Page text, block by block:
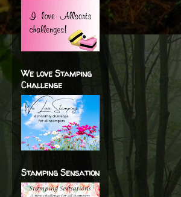
We love Stamping
Challenge
Stamping Sensation